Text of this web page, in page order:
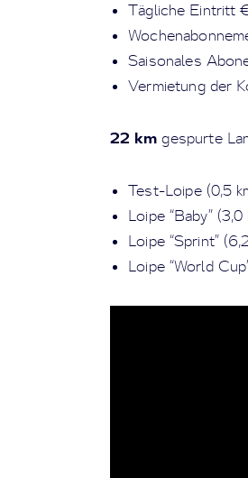
Tägliche Eintritt
Saisonales
Vermietung der
22 km gespurte
Test-Loipe (0,5
Loipe “Baby”
Loipe “Sprint”
Loipe “World